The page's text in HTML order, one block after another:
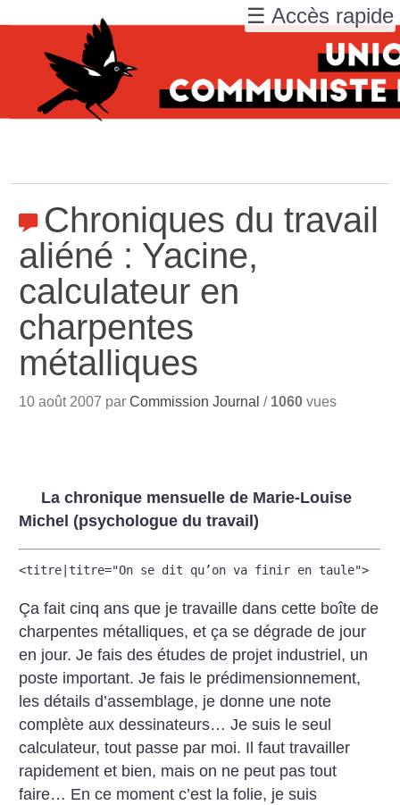
Chroniques du travail
aliéné : Yacine,
calculateur en
charpentes
métalliques
10 août 2007 parCommission Journal / 1060 vues
La chronique mensuelle de Marie-Louise
Michel (psychologue du travail)
<titre|titre="On se dit qu’on va finir en taule">
Ça fait cinq ans que je travaille dans cette boîte de
charpentes métalliques, et ça se dégrade de jour
en jour. Je fais des études de projet industriel, un
poste important. Je fais le prédimensionnement,
les détails d’assemblage, je donne une note
complète aux dessinateurs… Je suis le seul
calculateur, tout passe par moi. Il faut travailler
rapidement et bien, mais on ne peut pas tout
faire… En ce moment c’est la folie, je suis
☰ Accès rapide